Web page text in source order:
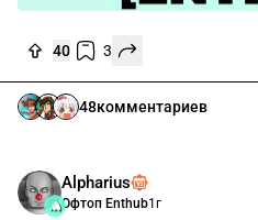
40 3
48комментариев
Alpharius
Офтоп Enthub1г